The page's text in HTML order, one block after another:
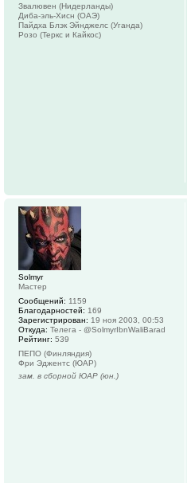
Звалювен (Нидерланды)
Диба-эль-Хисн (ОАЭ)
Пайдха Блэк Эйнджелс (Уганда)
Розо (Теркс и Кайкос)
Solmyr
Мастер
Сообщений: 1159
Благодарностей: 169
Зарегистрирован: 19 ноя 2003, 00:53
Откуда: Телега - @SolmyrIbnWaliBarad
Рейтинг: 539
ПЕПО (Финляндия)
Фри Эджентс (ЮАР)
зам. в сборной ЮАР (юн.)